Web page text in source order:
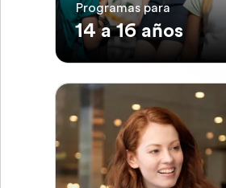
Programas para
14 a 16 años